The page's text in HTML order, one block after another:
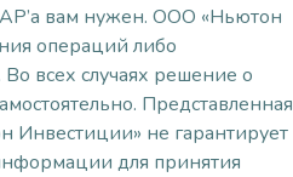
вам нужен. ООО «Ньютон
операций либо
всех случаях решение о
Представленная
не гарантирует
для принятия